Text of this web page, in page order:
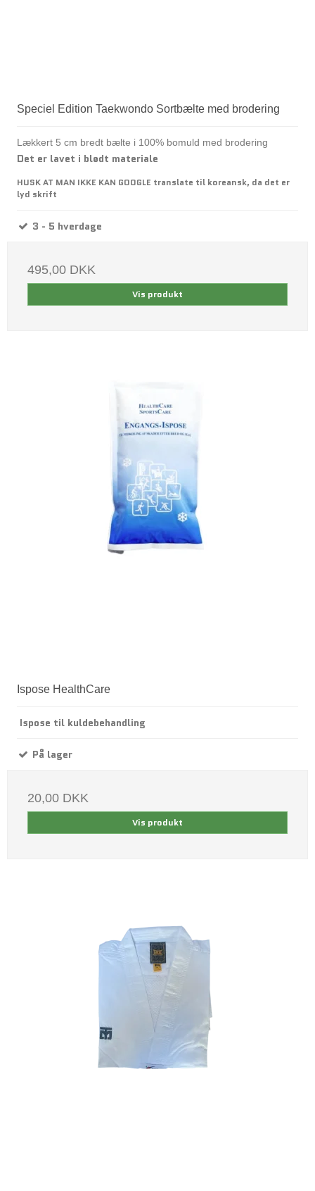
Speciel Edition Taekwondo Sortbælte med brodering
Lækkert 5 cm bredt bælte i 100% bomuld med brodering
Det er lavet i blødt materiale
HUSK AT MAN IKKE KAN GOOGLE translate til koreansk, da det er
lyd skrift
3 - 5 hverdage
495,00 DKK
Vis produkt
Ispose HealthCare
Ispose til kuldebehandling
På lager
20,00 DKK
Vis produkt